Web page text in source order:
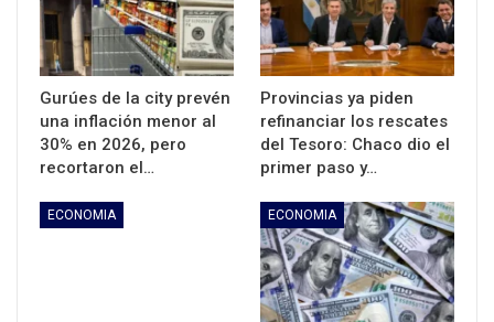
Gurúes de la city prevén
una inflación menor al
30% en 2026, pero
recortaron el…
Provincias ya piden
refinanciar los rescates
del Tesoro: Chaco dio el
primer paso y…
ECONOMIA ECONOMIA